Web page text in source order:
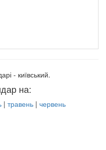
- київський.
на:
| травень | червень